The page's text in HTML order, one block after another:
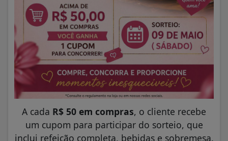
A cada R$ 50 em compras, o cliente recebe
um cupom para participar do sorteio, que
inclui refeição completa, bebidas e sobremesa.